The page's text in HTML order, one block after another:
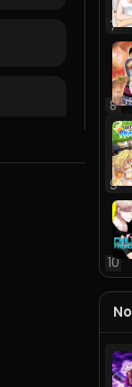
7
8
9
10